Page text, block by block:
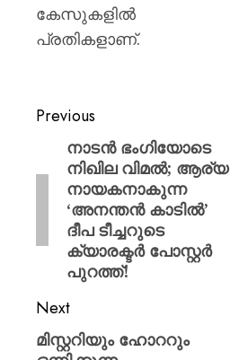
കേസുകളില്‍
പ്രതികളാണ്.
Previous
നാടൻ ഭംഗിയോടെ
നിഖില വിമൽ; ആര്യ
നായകനാകുന്ന
‘അനന്തൻ കാടിൽ’
ദീപ ടീച്ചറുടെ
ക്യാരക്ടർ പോസ്റ്റർ
പുറത്ത്!
Next
മിസ്റ്ററിയും ഹോററും